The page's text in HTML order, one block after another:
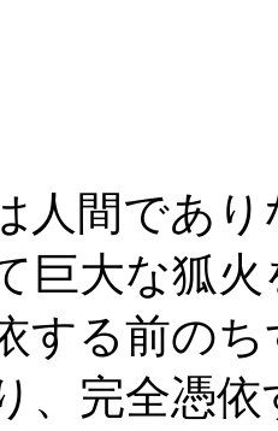
人間であ
巨大な狐
する前の
、完全憑